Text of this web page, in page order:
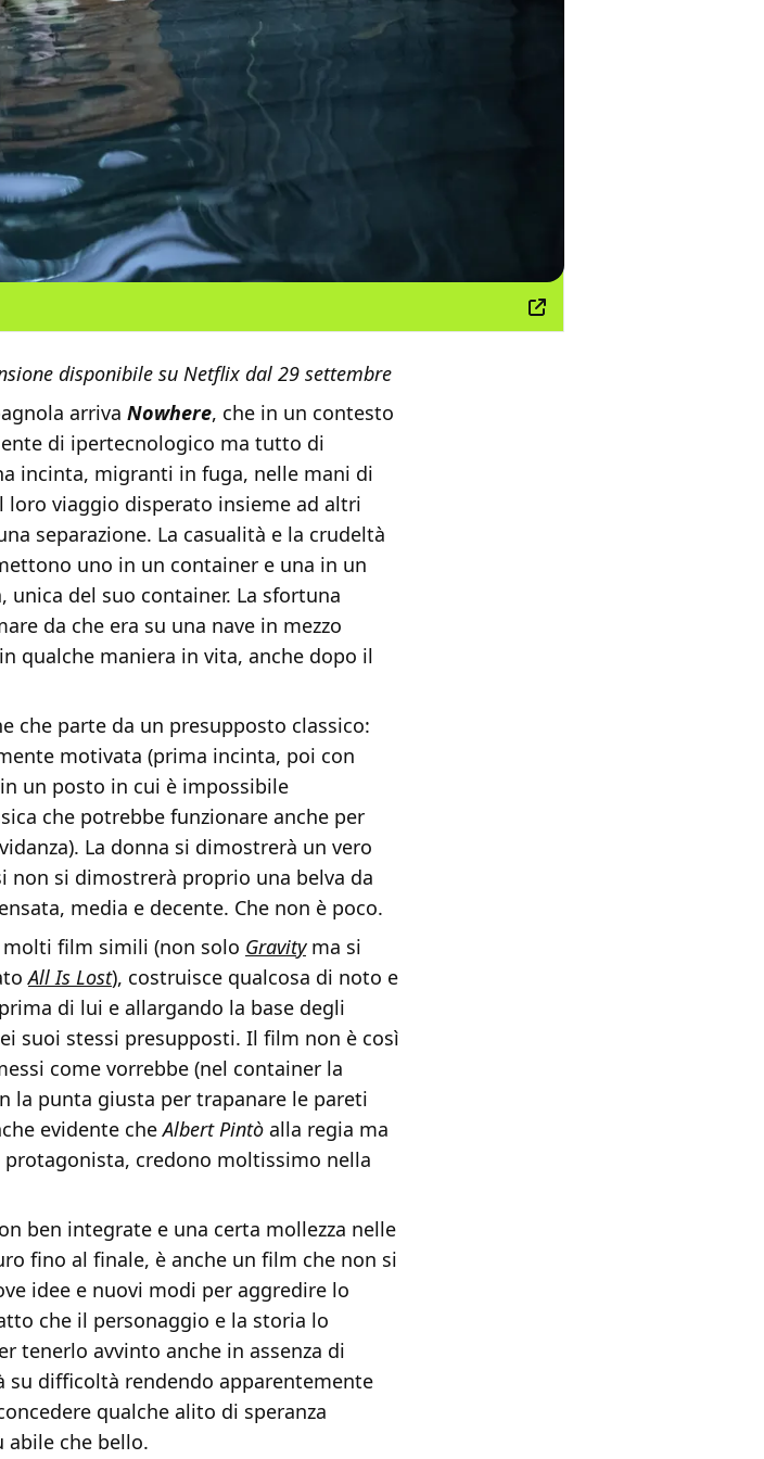
disponibile su Netflix dal 29 settembre
arriva Nowhere, che in un contesto
di ipertecnologico ma tutto di
incinta, migranti in fuga, nelle mani di
viaggio disperato insieme ad altri
separazione. La casualità e la crudeltà
uno in un container e una in un
del suo container. La sfortuna
da che era su una nave in mezzo
qualche maniera in vita, anche dopo il
che parte da un presupposto classico:
motivata (prima incinta, poi con
un posto in cui è impossibile
che potrebbe funzionare anche per
La donna si dimostrerà un vero
non si dimostrerà proprio una belva da
media e decente. Che non è poco.
film simili (non solo Gravityma si
All Is Lost), costruisce qualcosa di noto e
di lui e allargando la base degli
suoi stessi presupposti. Il film non è così
come vorrebbe (nel container la
la punta giusta per trapanare le pareti
evidente cheAlbert Pintò alla regia ma
protagonista, credono moltissimo nella
ben integrate e una certa mollezza nelle
fino al finale, è anche un film che non si
idee e nuovi modi per aggredire lo
che il personaggio e la storia lo
tenerlo avvinto anche in assenza di
difficoltà rendendo apparentemente
qualche alito di speranza
abile che bello.